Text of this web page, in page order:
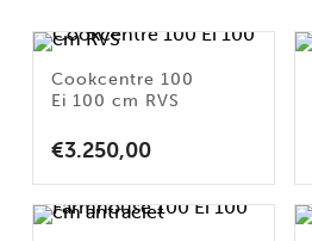
Cookcentre 100
Ei 100 cm RVS
€3.250,00